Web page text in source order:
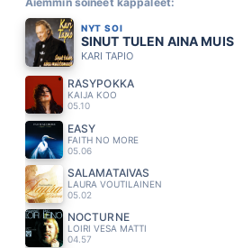
NYT SOI
SINUT TULEN AINA
KARI TAPIO
RÄSYPOKKA
KAIJA KOO
05.10
EASY
FAITH NO MORE
05.06
SALAMATAIVAS
LAURA VOUTILAINEN
05.02
NOCTURNE
LOIRI VESA MATTI
04.57